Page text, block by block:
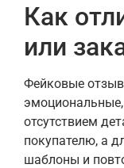
Как
или
Фейковые
отсутствием
покупателю, а
шаблоны и